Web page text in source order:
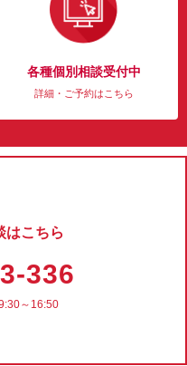
各種個別相談受付中
詳細・ご予約はこちら
はこちら
336
～16:50